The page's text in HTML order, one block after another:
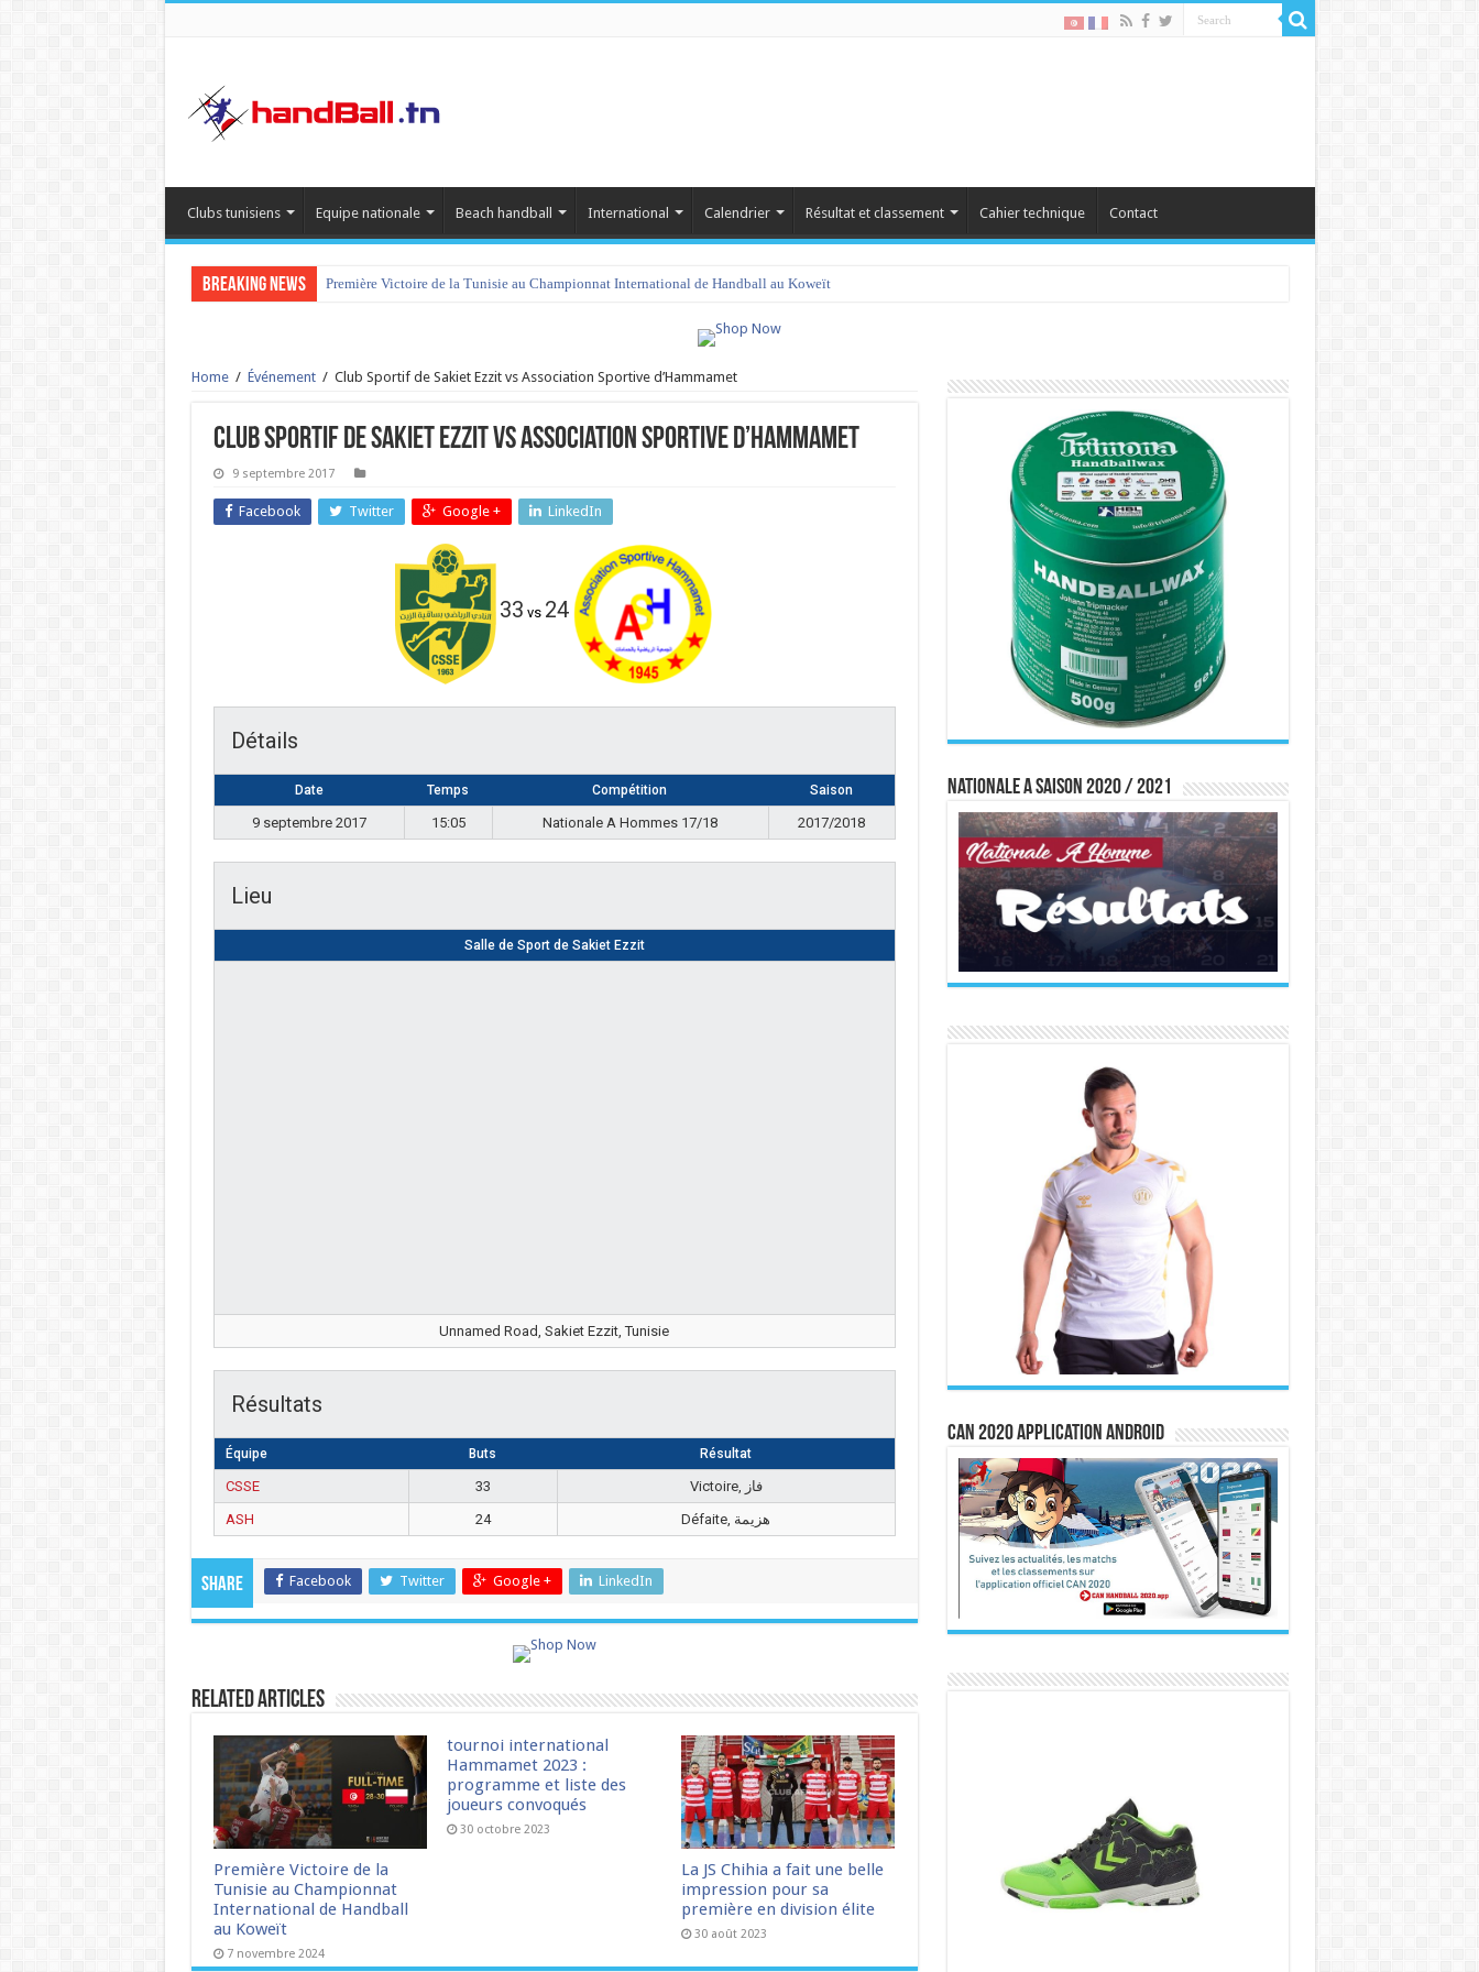
Clubs tunisiens Equipe nationale Beach handball International Calendrier Résultat et classement Cahier technique Contact
Breaking News Première Victoire de la Tunisie au Championnat International de Handball au Koweït
tournoi international Hammamet 2023 : programme et liste des joueurs convoqués
Home / Événement / Club Sportif de Sakiet Ezzit vs Association Sportive d’Hammamet
Club Sportif de Sakiet Ezzit vs Association Sportive d’Hammamet
9 septembre 2017
Facebook Twitter Google + LinkedIn
33 vs 24
Détails
Date Temps Compétition Saison
9 septembre 2017 15:05 Nationale A Hommes 17/18 2017/2018
Lieu
Salle de Sport de Sakiet Ezzit
Unnamed Road, Sakiet Ezzit, Tunisie
Résultats
Équipe Buts Résultat
CSSE 33
Victoire, فاز
ASH
24 Défaite, هزيمة
Share Facebook Twitter Google + LinkedIn
Related Articles
Première Victoire de la
Tunisie au Championnat
International de Handball
au Koweït
7 novembre 2024
tournoi international
Hammamet 2023 :
programme et liste des
joueurs convoqués
30 octobre 2023
La JS Chihia a fait une belle
impression pour sa
première en division élite
30 août 2023
Nationale A saison 2020 / 2021
CAN 2020 Application Android